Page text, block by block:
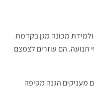
מכונה מגן בקדמת
תנועה. הם עוזרים לצמצם
מעניקים הגנה מקיפה